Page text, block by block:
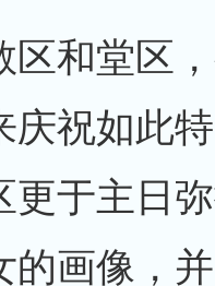
和堂区，
庆祝如此
更于主日
的画像，